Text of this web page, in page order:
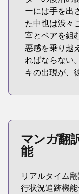
ーには手を出
た中也は渋々
宰とペアを組
悪感を乗り越
ればならない
キの出現が、
マンガ翻
能
リアルタイム
行状況追跡機